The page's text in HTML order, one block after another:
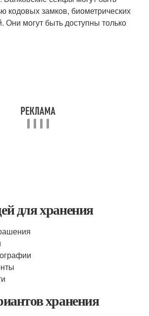
кодовых замков, биометрических
Они могут быть доступны только
для хранения
хранения